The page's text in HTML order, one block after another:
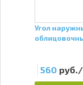
Угол
560